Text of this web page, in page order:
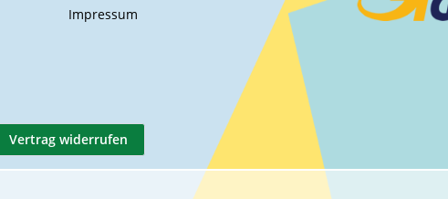
Impressum
Vertrag widerrufen